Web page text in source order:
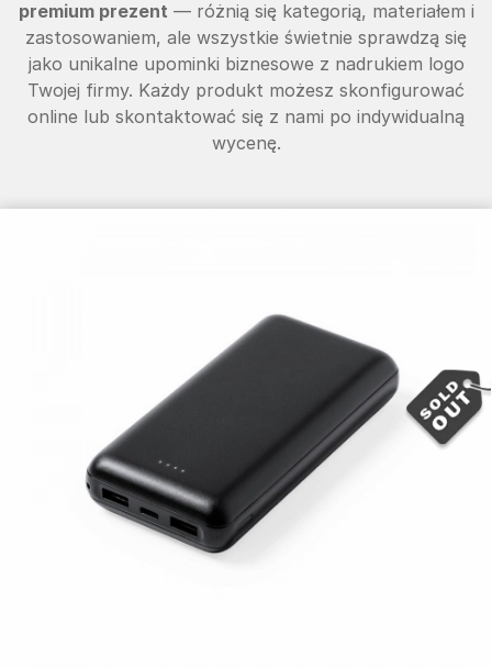
premium prezent — różnią się kategorią, materiałem i
zastosowaniem, ale wszystkie świetnie sprawdzą się
jako unikalne upominki biznesowe z nadrukiem logo
Twojej firmy. Każdy produkt możesz skonfigurować
online lub skontaktować się z nami po indywidualną
wycenę.